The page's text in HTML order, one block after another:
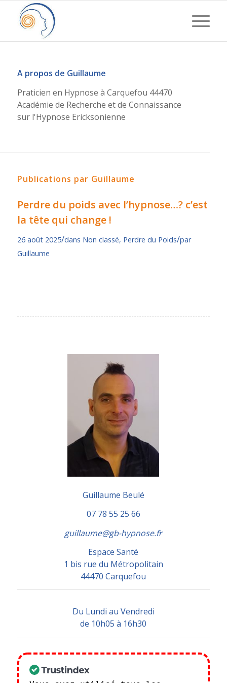
A propos de Guillaume
Praticien en Hypnose à Carquefou 44470
Académie de Recherche et de Connaissance
sur l'Hypnose Ericksonienne
Publications par Guillaume
Perdre du poids avec l’hypnose…? c’est
la tête qui change !
26 août 2025/dans Non classé, Perdre du Poids/par
Guillaume
Guillaume Beulé
07 78 55 25 66
guillaume@gb-hypnose.fr
Espace Santé
1 bis rue du Métropolitain
44470 Carquefou
Du Lundi au Vendredi
de 10h05 à 16h30